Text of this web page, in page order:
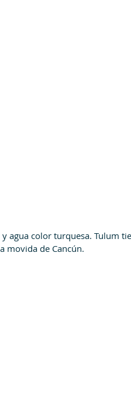
agua color turquesa. Tulum
movida de Cancún.